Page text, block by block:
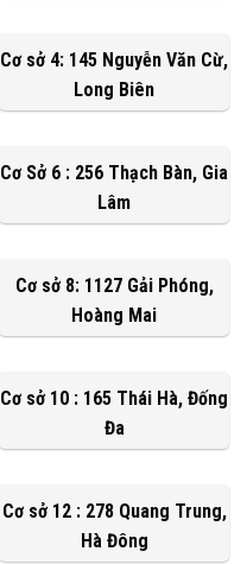
Cơ sở 4: 145 Nguyễn Văn Cừ,
Long Biên
Cơ Sở 6 : 256 Thạch Bàn, Gia
Lâm
Cơ sở 8: 1127 Gải Phóng,
Hoàng Mai
Cơ sở 10 : 165 Thái Hà, Đống
Đa
Cơ sở 12 : 278 Quang Trung,
Hà Đông